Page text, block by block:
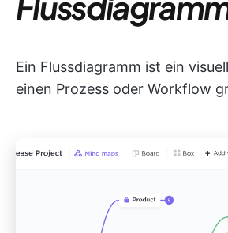
Ein Flussdiagramm ist ein
einen Prozess oder Workflow